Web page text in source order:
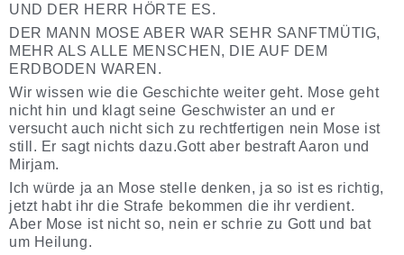
UND DER HERR HÖRTE ES.
DER MANN MOSE ABER WAR SEHR SANFTMÜTIG,
MEHR ALS ALLE MENSCHEN, DIE AUF DEM
ERDBODEN WAREN.
Wir wissen wie die Geschichte weiter geht. Mose geht
nicht hin und klagt seine Geschwister an und er
versucht auch nicht sich zu rechtfertigen nein Mose ist
still. Er sagt nichts dazu.Gott aber bestraft Aaron und
Mirjam.
Ich würde ja an Mose stelle denken, ja so ist es richtig,
jetzt habt ihr die Strafe bekommen die ihr verdient.
Aber Mose ist nicht so, nein er schrie zu Gott und bat
um Heilung.